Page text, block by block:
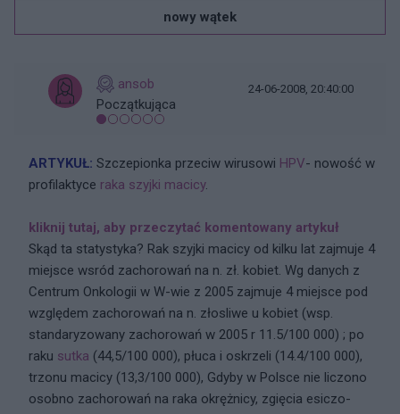
nowy wątek
ansob
Początkująca
24-06-2008, 20:40:00
ARTYKUŁ: Szczepionka przeciw wirusowi HPV- nowość w
profilaktyce raka szyjki macicy.
kliknij tutaj, aby przeczytać komentowany artykuł
Skąd ta statystyka? Rak szyjki macicy od kilku lat zajmuje 4
miejsce wsród zachorowań na n. zł. kobiet. Wg danych z
Centrum Onkologii w W-wie z 2005 zajmuje 4 miejsce pod
względem zachorowań na n. złosliwe u kobiet (wsp.
standaryzowany zachorowań w 2005 r 11.5/100 000) ; po
raku sutka (44,5/100 000), płuca i oskrzeli (14.4/100 000),
trzonu macicy (13,3/100 000), Gdyby w Polsce nie liczono
osobno zachorowań na raka okrężnicy, zgięcia esiczo-